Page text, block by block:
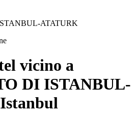
ATATURK
vicino a
DI ISTANBUL-